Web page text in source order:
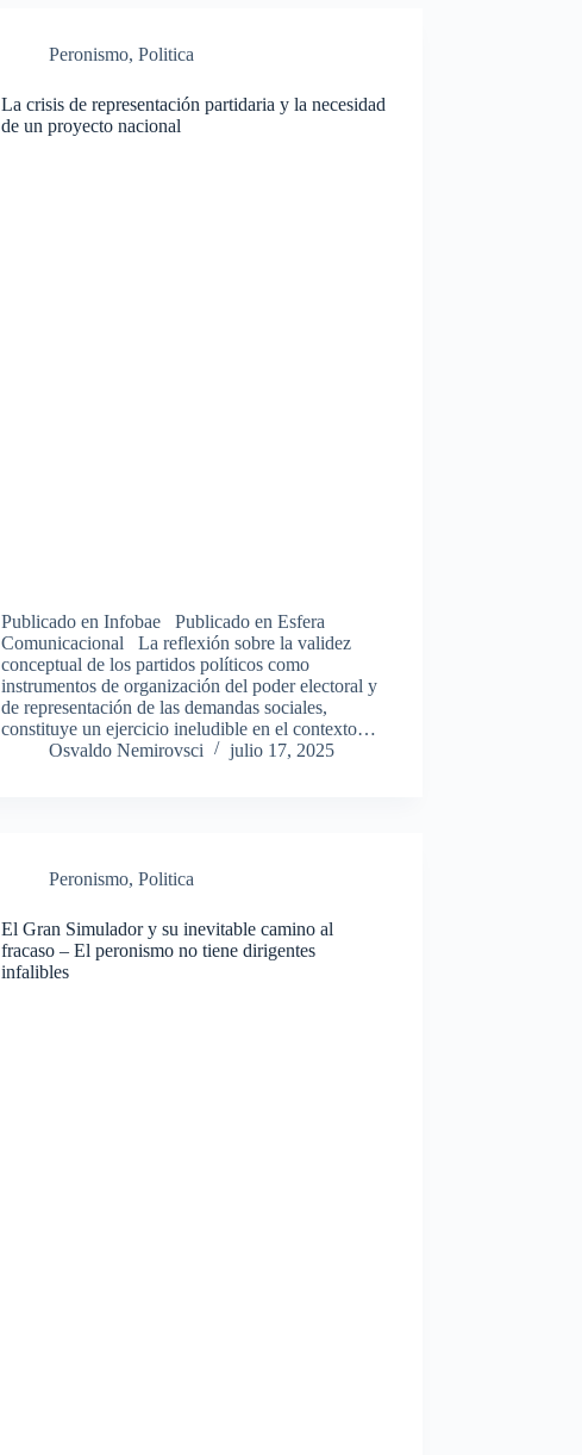
Peronismo,Politica
La crisis de representación partidaria y la necesidad
de un proyecto nacional
Publicado en Infobae Publicado en Esfera
Comunicacional La reflexión sobre la validez
conceptual de los partidos políticos como
instrumentos de organización del poder electoral y
de representación de las demandas sociales,
constituye un ejercicio ineludible en el contexto…
Osvaldo Nemirovsci
julio 17, 2025
Peronismo,Politica
El Gran Simulador y su inevitable camino al
fracaso – El peronismo no tiene dirigentes
infalibles